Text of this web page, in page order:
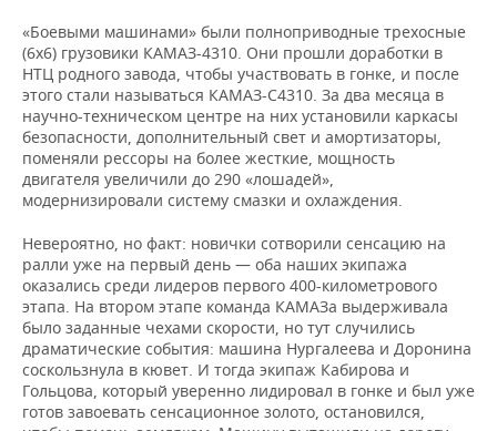
«Боевыми машинами» были полноприводные трехосные
(6х6) грузовики КАМАЗ-4310. Они прошли доработки в
НТЦ родного завода, чтобы участвовать в гонке, и после
этого стали называться КАМАЗ-С4310. За два месяца в
научно-техническом центре на них установили каркасы
безопасности, дополнительный свет и амортизаторы,
поменяли рессоры на более жесткие, мощность
двигателя увеличили до 290 «лошадей»,
модернизировали систему смазки и охлаждения.
Невероятно, но факт: новички сотворили сенсацию на
ралли уже на первый день — оба наших экипажа
оказались среди лидеров первого 400-километрового
этапа. На втором этапе команда КАМАЗа выдерживала
было заданные чехами скорости, но тут случились
драматические события: машина Нургалеева и Доронина
соскользнула в кювет. И тогда экипаж Кабирова и
Гольцова, который уверенно лидировал в гонке и был уже
готов завоевать сенсационное золото, остановился,